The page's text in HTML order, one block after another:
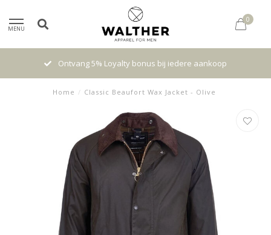
MENU
0
Ontvang 5% Loyalty bonus bij iedere aankoop
Home / Classic Beaufort Wax Jacket - Olive